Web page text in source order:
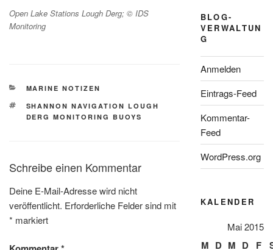
Open Lake Stations Lough Derg; © IDS
Monitoring
KATEGORIEN
MARINE NOTIZEN
SCHLAGWÖRTER
SHANNON NAVIGATION LOUGH
DERG MONITORING BUOYS
Schreibe einen Kommentar
Deine E-Mail-Adresse wird nicht
veröffentlicht. Erforderliche Felder sind mit
* markiert
BLOG-
VERWALTUN
G
Anmelden
Eintrags-Feed
Kommentar-
Feed
WordPress.org
KALENDER
Mai 2015
M D M D F